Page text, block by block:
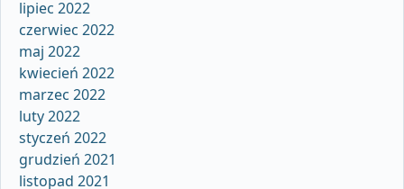
lipiec 2022
czerwiec 2022
maj 2022
kwiecień 2022
marzec 2022
luty 2022
styczeń 2022
grudzień 2021
listopad 2021